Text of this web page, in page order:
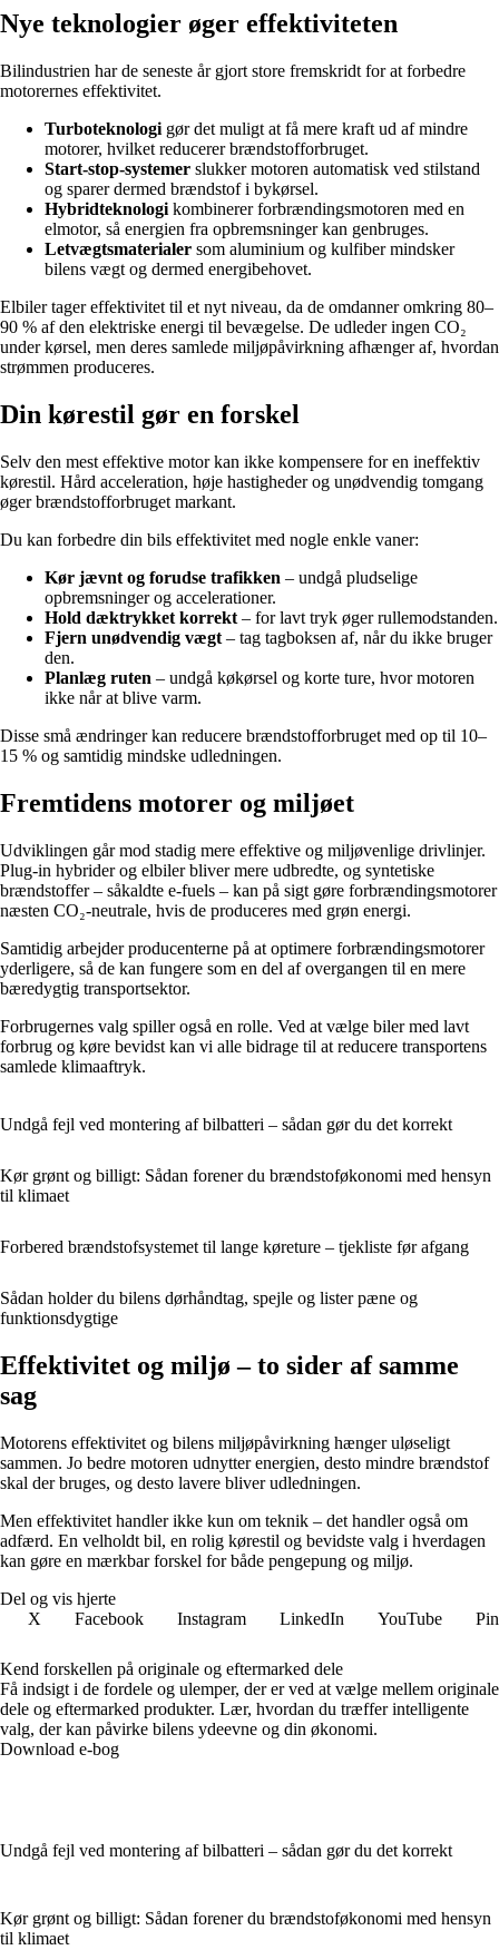
Nye teknologier øger effektiviteten
Bilindustrien har de seneste år gjort store fremskridt for at forbedre
motorernes effektivitet.
Turboteknologi gør det muligt at få mere kraft ud af mindre
motorer, hvilket reducerer brændstofforbruget.
Start-stop-systemer slukker motoren automatisk ved stilstand
og sparer dermed brændstof i bykørsel.
Hybridteknologi kombinerer forbrændingsmotoren med en
elmotor, så energien fra opbremsninger kan genbruges.
Letvægtsmaterialer som aluminium og kulfiber mindsker
bilens vægt og dermed energibehovet.
Elbiler tager effektivitet til et nyt niveau, da de omdanner omkring 80–
90 % af den elektriske energi til bevægelse. De udleder ingen CO₂
under kørsel, men deres samlede miljøpåvirkning afhænger af, hvordan
strømmen produceres.
Din kørestil gør en forskel
Selv den mest effektive motor kan ikke kompensere for en ineffektiv
kørestil. Hård acceleration, høje hastigheder og unødvendig tomgang
øger brændstofforbruget markant.
Du kan forbedre din bils effektivitet med nogle enkle vaner:
Kør jævnt og forudse trafikken – undgå pludselige
opbremsninger og accelerationer.
Hold dæktrykket korrekt – for lavt tryk øger rullemodstanden.
Fjern unødvendig vægt – tag tagboksen af, når du ikke bruger
den.
Planlæg ruten – undgå køkørsel og korte ture, hvor motoren
ikke når at blive varm.
Disse små ændringer kan reducere brændstofforbruget med op til 10–
15 % og samtidig mindske udledningen.
Fremtidens motorer og miljøet
Udviklingen går mod stadig mere effektive og miljøvenlige drivlinjer.
Plug-in hybrider og elbiler bliver mere udbredte, og syntetiske
brændstoffer – såkaldte e-fuels – kan på sigt gøre forbrændingsmotorer
næsten CO₂-neutrale, hvis de produceres med grøn energi.
Samtidig arbejder producenterne på at optimere forbrændingsmotorer
yderligere, så de kan fungere som en del af overgangen til en mere
bæredygtig transportsektor.
Forbrugernes valg spiller også en rolle. Ved at vælge biler med lavt
forbrug og køre bevidst kan vi alle bidrage til at reducere transportens
samlede klimaaftryk.
Undgå fejl ved montering af bilbatteri – sådan gør du det korrekt
Kør grønt og billigt: Sådan forener du brændstoføkonomi med hensyn
til klimaet
Forbered brændstofsystemet til lange køreture – tjekliste før afgang
Sådan holder du bilens dørhåndtag, spejle og lister pæne og
funktionsdygtige
Effektivitet og miljø – to sider af samme
sag
Motorens effektivitet og bilens miljøpåvirkning hænger uløseligt
sammen. Jo bedre motoren udnytter energien, desto mindre brændstof
skal der bruges, og desto lavere bliver udledningen.
Men effektivitet handler ikke kun om teknik – det handler også om
adfærd. En velholdt bil, en rolig kørestil og bevidste valg i hverdagen
kan gøre en mærkbar forskel for både pengepung og miljø.
Del og vis hjerte
X
Facebook Instagram LinkedIn YouTube
Kend forskellen på originale og eftermarked dele
Få indsigt i de fordele og ulemper, der er ved at vælge mellem originale
dele og eftermarked produkter. Lær, hvordan du træffer intelligente
valg, der kan påvirke bilens ydeevne og din økonomi.
Download e-bog
Undgå fejl ved montering af bilbatteri – sådan gør du det korrekt
Kør grønt og billigt: Sådan forener du brændstoføkonomi med hensyn
til klimaet